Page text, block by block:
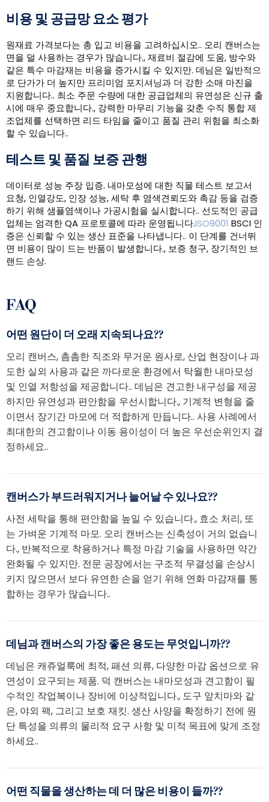
비용 및 공급망 요소 평가
원재료 가격보다는 총 입고 비용을 고려하십시오.. 오리 캔버스는
면을 덜 사용하는 경우가 많습니다., 재료비 절감에 도움, 방수와
같은 특수 마감재는 비용을 증가시킬 수 있지만. 데님은 일반적으
로 단가가 더 높지만 프리미엄 포지셔닝과 더 강한 소매 마진을
지원합니다.. 최소 주문 수량에 대한 공급업체의 유연성은 신규 출
시에 매우 중요합니다., 강력한 마무리 기능을 갖춘 수직 통합 제
조업체를 선택하면 리드 타임을 줄이고 품질 관리 위험을 최소화
할 수 있습니다..
테스트 및 품질 보증 관행
데이터로 성능 주장 입증. 내마모성에 대한 직물 테스트 보고서
요청, 인열강도, 인장 성능, 세탁 후 염색견뢰도와 촉감 등을 검증
하기 위해 샘플염색이나 가공시험을 실시합니다.. 선도적인 공급
업체는 엄격한 QA 프로토콜에 따라 운영됩니다.ISO9001 BSCI 인
증은 신뢰할 수 있는 생산 표준을 나타냅니다.. 이 단계를 건너뛰
면 비용이 많이 드는 반품이 발생합니다., 보증 청구, 장기적인 브
랜드 손상.
FAQ
어떤 원단이 더 오래 지속되나요??
오리 캔버스, 촘촘한 직조와 무거운 원사로, 산업 현장이나 과
도한 실외 사용과 같은 까다로운 환경에서 탁월한 내마모성
및 인열 저항성을 제공합니다.. 데님은 견고한 내구성을 제공
하지만 유연성과 편안함을 우선시합니다., 기계적 변형을 줄
이면서 장기간 마모에 더 적합하게 만듭니다.. 사용 사례에서
최대한의 견고함이나 이동 용이성이 더 높은 우선순위인지 결
정하세요..
캔버스가 부드러워지거나 늘어날 수 있나요??
사전 세탁을 통해 편안함을 높일 수 있습니다., 효소 처리, 또
는 가벼운 기계적 마모. 오리 캔버스는 신축성이 거의 없습니
다., 반복적으로 착용하거나 특정 마감 기술을 사용하면 약간
완화될 수 있지만. 전문 공장에서는 구조적 무결성을 손상시
키지 않으면서 보다 유연한 손을 얻기 위해 연화 마감재를 통
합하는 경우가 많습니다..
데님과 캔버스의 가장 좋은 용도는 무엇입니까??
데님은 캐쥬얼룩에 최적, 패션 의류, 다양한 마감 옵션으로 유
연성이 요구되는 제품. 덕 캔버스는 내마모성과 견고함이 필
수적인 작업복이나 장비에 이상적입니다., 도구 앞치마와 같
은, 야외 팩, 그리고 보호 재킷. 생산 사양을 확정하기 전에 원
단 특성을 의류의 물리적 요구 사항 및 미적 목표에 맞게 조정
하세요..
어떤 직물을 생산하는 데 더 많은 비용이 들까??